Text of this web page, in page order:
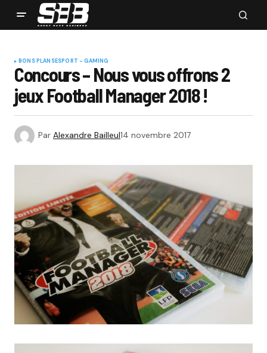
BONS PLANSESPORT - GAMING
Concours – Nous vous offrons 2
jeux Football Manager 2018 !
Par Alexandre Bailleul14 novembre 2017